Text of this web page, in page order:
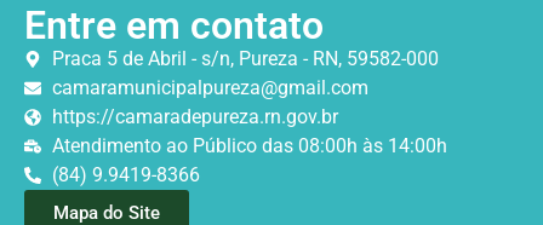
Entre em contato
Praca 5 de Abril - s/n, Pureza - RN, 59582-000
camaramunicipalpureza@gmail.com
https://camaradepureza.rn.gov.br
Atendimento ao Público das 08:00h às 14:00h
(84) 9.9419-8366
Mapa do Site